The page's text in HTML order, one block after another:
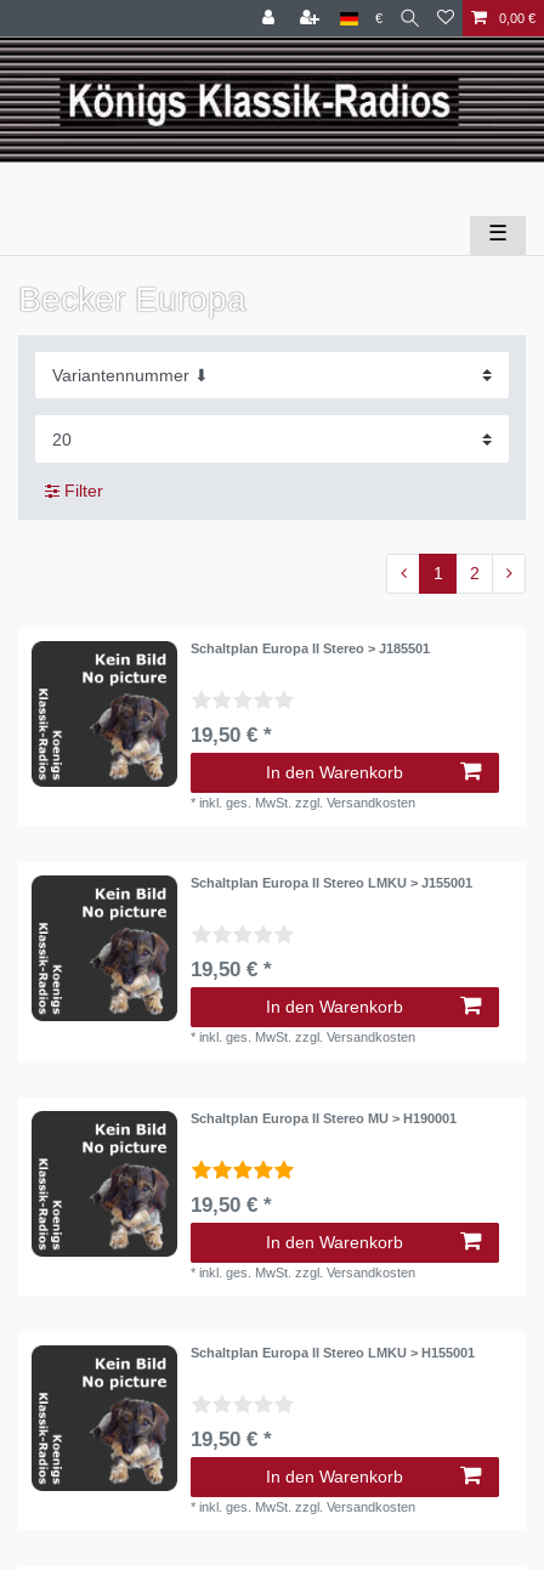
€ 0,00 €
☰
Becker Europa
Filter
1 2
Schaltplan Europa II Stereo > J185501
19,50 € *
In den Warenkorb
*inkl. ges. MwSt. zzgl.Versandkosten
Schaltplan Europa II Stereo LMKU > J155001
19,50 € *
In den Warenkorb
*inkl. ges. MwSt. zzgl.Versandkosten
Schaltplan Europa II Stereo MU > H190001
19,50 € *
In den Warenkorb
*inkl. ges. MwSt. zzgl.Versandkosten
Schaltplan Europa II Stereo LMKU > H155001
19,50 € *
In den Warenkorb
*inkl. ges. MwSt. zzgl.Versandkosten